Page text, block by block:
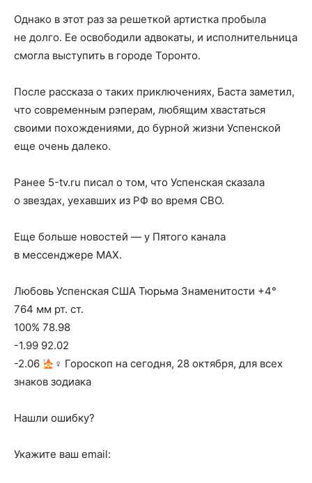
Однако в этот раз за решеткой артистка пробыла
не долго. Ее освободили адвокаты, и исполнительница
смогла выступить в городе Торонто.
После рассказа о таких приключениях, Баста заметил,
что современным рэперам, любящим хвастаться
своими похождениями, до бурной жизни Успенской
еще очень далеко.
Ранее 5-tv.ru писал о том, что Успенская сказала
о звездах, уехавших из РФ во время СВО.
Еще больше новостей — у Пятого канала
в мессенджере MAX.
Любовь Успенская США Тюрьма Знаменитости +4°
764 мм рт. ст.
100% 78.98
-1.99 92.02
-2.06
‍♀ Гороскоп на сегодня, 28 октября, для всех
знаков зодиака
Нашли ошибку?
Укажите ваш email: